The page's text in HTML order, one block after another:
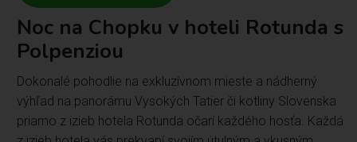
Noc na Chopku v hoteli Rotunda s
Polpenziou
Dokonalé pohodlie na exkluzívnom mieste a nádherný
výhľad na panorámu Vysokých Tatier či kotliny Slovenska
priamo z izieb hotela Rotunda očarí každého hosťa. Každá